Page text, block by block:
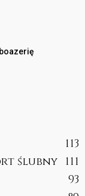
113
ślubny 111
93